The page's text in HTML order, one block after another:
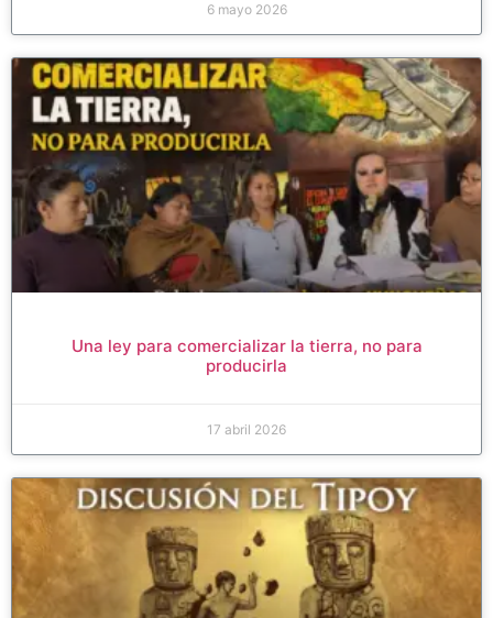
6 mayo 2026
Una ley para comercializar la tierra, no para
producirla
17 abril 2026